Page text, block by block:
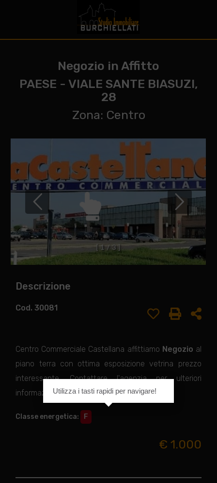
Negozio in Affitto
PAESE - VIALE SANTE BIASUZI,
28
Zona: Centro
1 / 3 ]
Descrizione
Cod. 30081
Centro Commerciale Castellana affittiamo Negozio al
piano terra con ottima esposizione vetrina prezzo
interessante. Contattare l'agenzia per ulteriori
informazioni
Classe energetica: F
€ 1.000
Utilizza i tasti rapidi per navigare!